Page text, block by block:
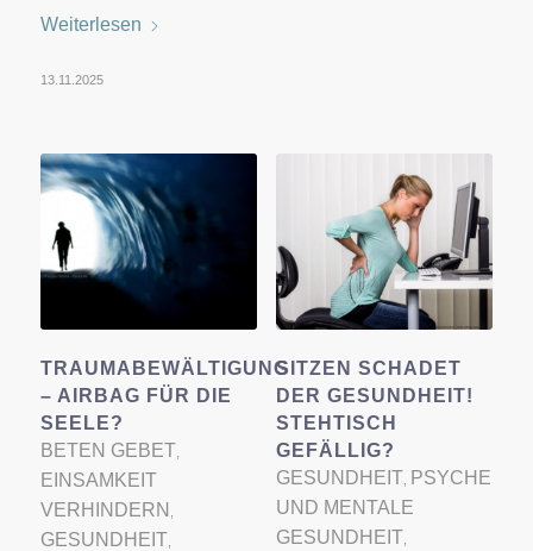
Weiterlesen
13.11.2025
TRAUMABEWÄLTIGUNG
– AIRBAG FÜR DIE
SEELE?
BETEN GEBET
EINSAMKEIT
VERHINDERN
GESUNDHEIT
SITZEN SCHADET
DER GESUNDHEIT!
STEHTISCH
GEFÄLLIG?
GESUNDHEIT PSYCHE
UND MENTALE
GESUNDHEIT